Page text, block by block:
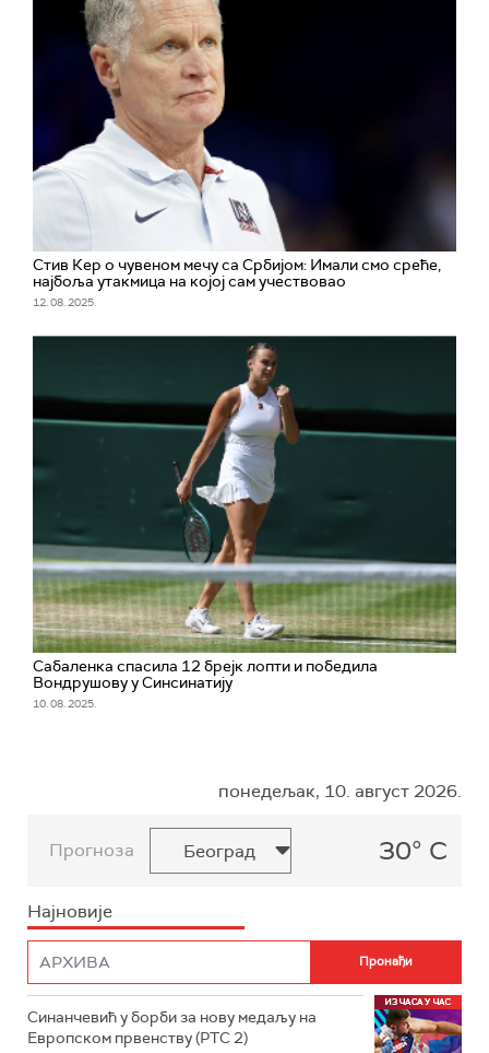
Стив Кер о чувеном мечу са Србијом: Имали смо среће,
најбоља утакмица на којој сам учествовао
12. 08. 2025.
Сабаленка спасила 12 брејк лопти и победила
Вондрушову у Синсинатију
10. 08. 2025.
понедељак, 10. август 2026.
Прогноза 30° C
Најновије
Синанчевић у борби за нову медаљу на
Европском првенству (РТС 2)